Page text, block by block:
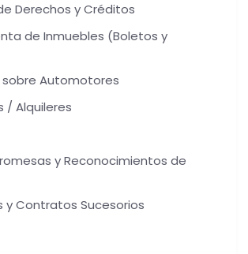
Derechos y Créditos
de Inmuebles (Boletos y
Automotores
/ Alquileres
y Reconocimientos de
y Contratos Sucesorios